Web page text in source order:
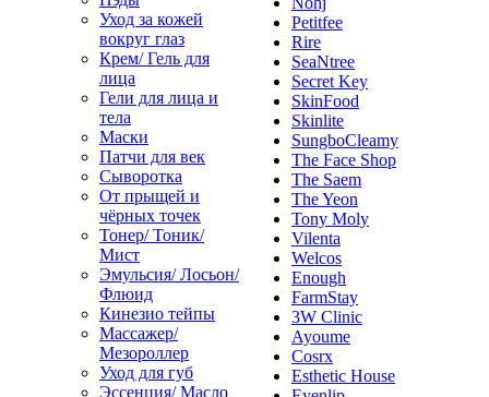
Уход за кожей
вокруг глаз
Крем/ Гель для
лица
Гели для лица и
тела
Маски
Патчи для век
Сыворотка
От прыщей и
чёрных точек
Тонер/ Тоник/
Мист
Эмульсия/ Лосьон/
Флюид
Кинезио тейпы
Массажер/
Мезороллер
Уход для губ
Эссенция/ Масло
Petitfee
Rire
SeaNtree
Secret Key
SkinFood
Skinlite
SungboCleamy
The Face Shop
The Saem
The Yeon
Tony Moly
Vilenta
Welcos
Enough
FarmStay
3W Clinic
Ayoume
Cosrx
Esthetic House